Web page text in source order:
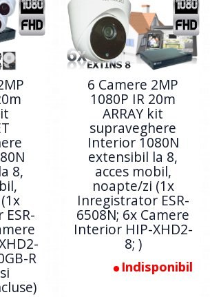
8,
R
6 Camere 2MP
1080P IR 20m
ARRAY kit
supraveghere
Interior 1080N
extensibil la 8,
acces mobil,
noapte/zi (1x
Inregistrator ESR-
6508N; 6x Camere
Interior HIP-XHD2-
8; )
Indisponibil